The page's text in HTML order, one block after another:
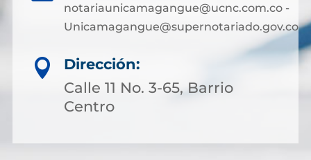
notariaunicamagangue@ucnc.com.co -
Unicamagangue@supernotariado.gov.co

Dirección:
Calle 11 No. 3-65, Barrio
Centro